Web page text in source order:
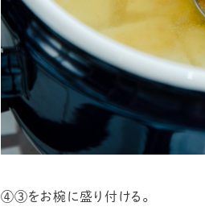
④③をお椀に盛り付ける。